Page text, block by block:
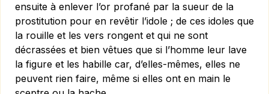
ensuite à enlever l’or profané par la sueur de la
prostitution pour en revêtir l’idole ; de ces idoles que
la rouille et les vers rongent et qui ne sont
décrassées et bien vêtues que si l’homme leur lave
la figure et les habille car, d’elles-mêmes, elles ne
peuvent rien faire, même si elles ont en main le